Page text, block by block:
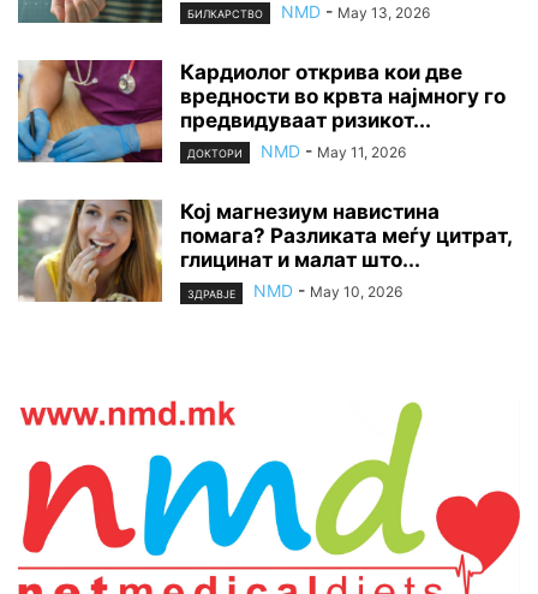
БИЛКАРСТВО NMD - May 13, 2026
Кардиолог открива кои две
вредности во крвта најмногу го
предвидуваат ризикот...
ДОКТОРИ NMD - May 11, 2026
Кој магнезиум навистина
помага? Разликата меѓу цитрат,
глицинат и малат што...
ЗДРАВЈЕ NMD - May 10, 2026